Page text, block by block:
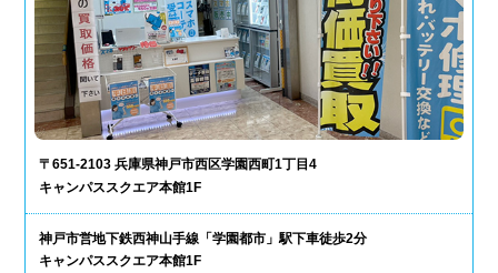
〒651-2103 兵庫県神戸市西区学園西町1丁目4
キャンパススクエア本館1F
神戸市営地下鉄西神山手線「学園都市」駅下車徒歩2分
キャンパススクエア本館1F